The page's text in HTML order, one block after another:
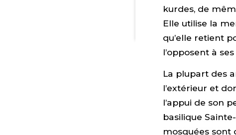
kurdes, de
Elle utilise la
qu’elle retient
l’opposent à
La plupart des
l’extérieur et
l’appui de son
basilique
mosquées sont